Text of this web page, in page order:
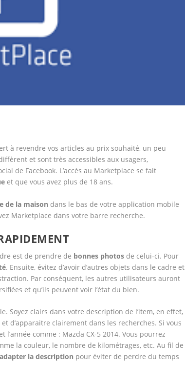
à revendre vos articles au prix souhaité, un peu
et sont très accessibles aux usagers,
de Facebook. L’accès au Marketplace se fait
et que vous avez plus de 18 ans.
de la maison dans le bas de votre application mobile
Marketplace dans votre barre recherche.
est de prendre de bonnes photos de celui-ci. Pour
. Ensuite, évitez d’avoir d’autres objets dans le cadre et
Par conséquent, les autres utilisateurs auront
et qu’ils peuvent voir l’état du bien.
Soyez clairs dans votre description de l’item, en effet,
d’apparaitre clairement dans les recherches. Si vous
comme : Mazda CX-5 2014. Vous pourrez
la couleur, le nombre de kilométrages, etc. Au fil de
adapter la description pour éviter de perdre du temps